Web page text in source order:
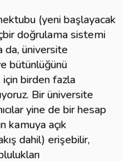
(yeni başlayacak
doğrulama sistemi
da, üniversite
bütünlüğünü
için birden fazla
Bir üniversite
yine de bir hesap
kamuya açık
dahil) erişebilir,